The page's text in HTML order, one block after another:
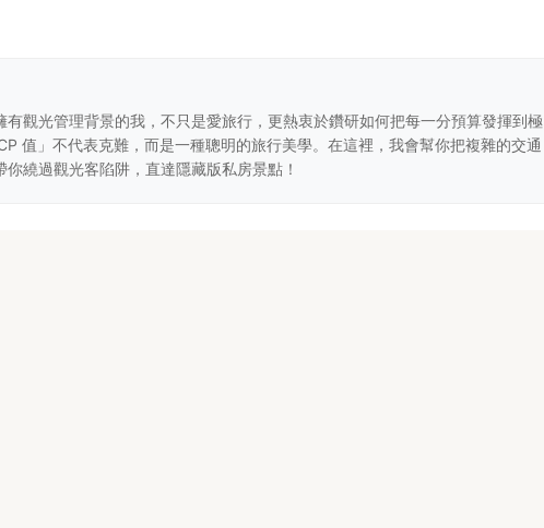
有觀光管理背景的我，不只是愛旅行，更熱衷於鑽研如何把每一分預算發揮到極
值」不代表克難，而是一種聰明的旅行美學。在這裡，我會幫你把複雜的交通
你繞過觀光客陷阱，直達隱藏版私房景點！